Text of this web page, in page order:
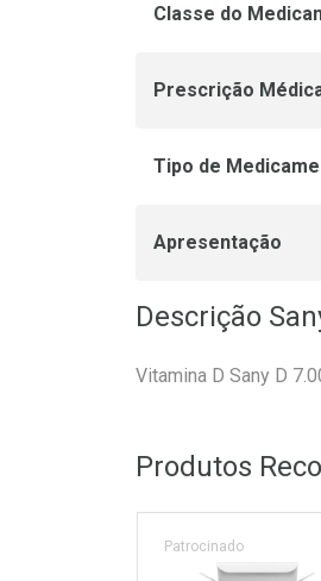
Classe do
Prescrição
Tipo de
Apresentação
Descrição
Vitamina D Sany D
Produtos
Patrocinado